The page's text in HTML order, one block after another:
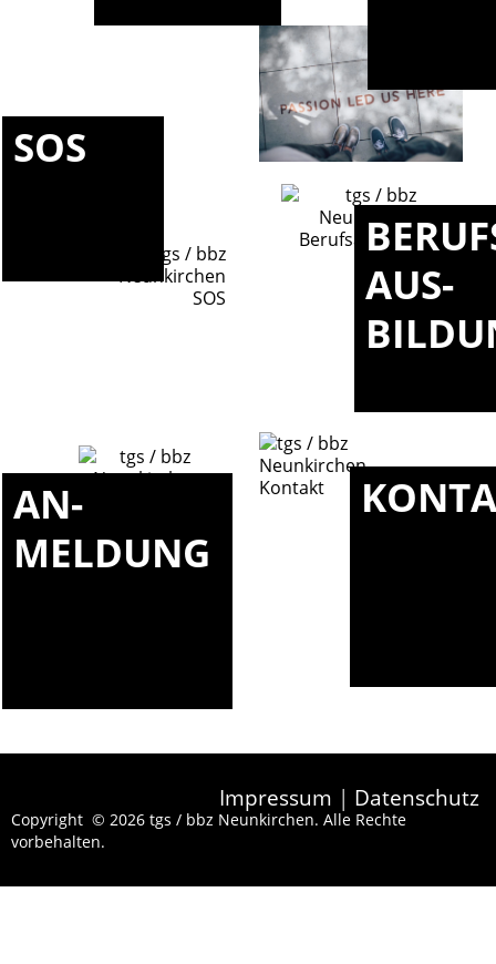
SOS
AUS-
AN-
MELDUNG
Copyright © 2026 tgs / bbz Neunkirchen. Alle Rechte
vorbehalten.
Impressum | Datenschutz